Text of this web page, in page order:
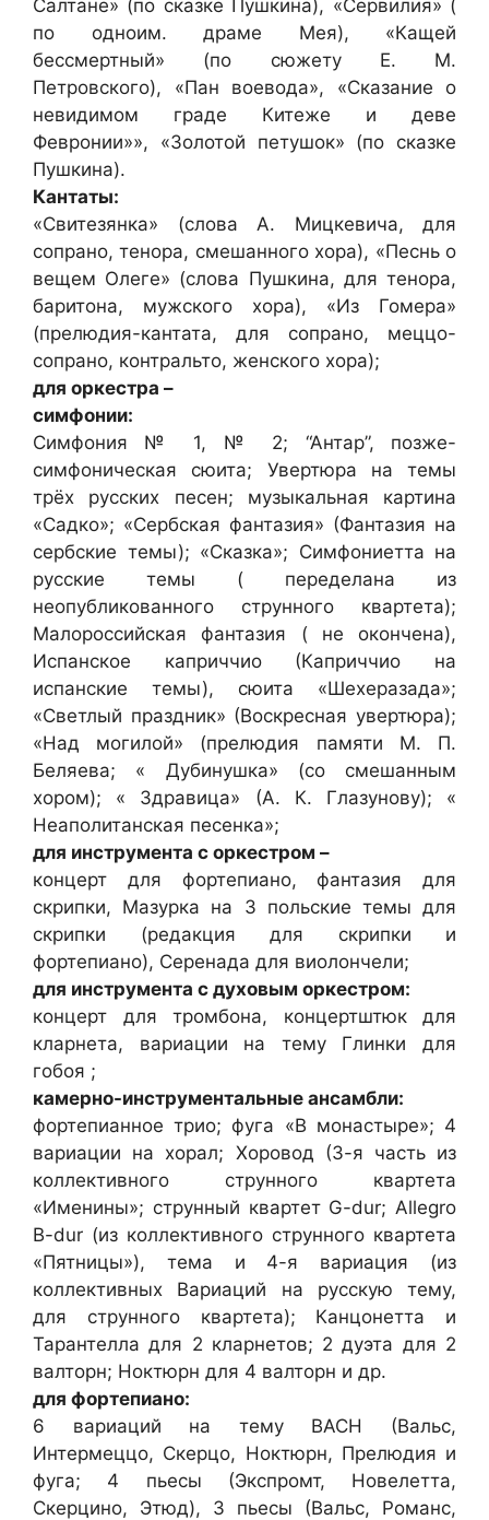
Салтане» (по сказке Пушкина), «Сервилия» (
по одноим. драме Мея), «Кащей
бессмертный» (по сюжету Е. М.
Петровского), «Пан воевода», «Сказание о
невидимом граде Китеже и деве
Февронии»», «Золотой петушок» (по сказке
Пушкина).
Кантаты:
«Свитезянка» (слова А. Мицкевича, для
сопрано, тенора, смешанного хора), «Песнь о
вещем Олеге» (слова Пушкина, для тенора,
баритона, мужского хора), «Из Гомера»
(прелюдия-кантата, для сопрано, меццо-
сопрано, контральто, женского хора);
для оркестра –
симфонии:
Симфония № 1, № 2; “Антар”, позже-
симфоническая сюита; Увертюра на темы
трёх русских песен; музыкальная картина
«Садко»; «Сербская фантазия» (Фантазия на
сербские темы); «Сказка»; Симфониетта на
русские темы ( переделана из
неопубликованного струнного квартета);
Малороссийская фантазия ( не окончена),
Испанское каприччио (Каприччио на
испанские темы), сюита «Шехеразада»;
«Светлый праздник» (Воскресная увертюра);
«Над могилой» (прелюдия памяти М. П.
Беляева; « Дубинушка» (со смешанным
хором); « Здравица» (А. К. Глазунову); «
Неаполитанская песенка»;
для инструмента с оркестром –
концерт для фортепиано, фантазия для
скрипки, Мазурка на 3 польские темы для
скрипки (редакция для скрипки и
фортепиано), Серенада для виолончели;
для инструмента с духовым оркестром:
концерт для тромбона, концертштюк для
кларнета, вариации на тему Глинки для
гобоя ;
камерно-инструментальные ансамбли:
фортепианное трио; фуга «В монастыре»; 4
вариации на хорал; Хоровод (3-я часть из
коллективного струнного квартета
«Именины»; струнный квартет G-dur; Allegro
B-dur (из коллективного струнного квартета
«Пятницы»), тема и 4-я вариация (из
коллективных Вариаций на русскую тему,
для струнного квартета); Канцонетта и
Тарантелла для 2 кларнетов; 2 дуэта для 2
валторн; Ноктюрн для 4 валторн и др.
для фортепиано:
6 вариаций на тему BACH (Вальс,
Интермеццо, Скерцо, Ноктюрн, Прелюдия и
фуга; 4 пьесы (Экспромт, Новелетта,
Скерцино, Этюд), 3 пьесы (Вальс, Романс,